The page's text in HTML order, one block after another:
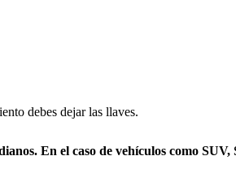
debes dejar las llaves.
En el caso de vehículos como